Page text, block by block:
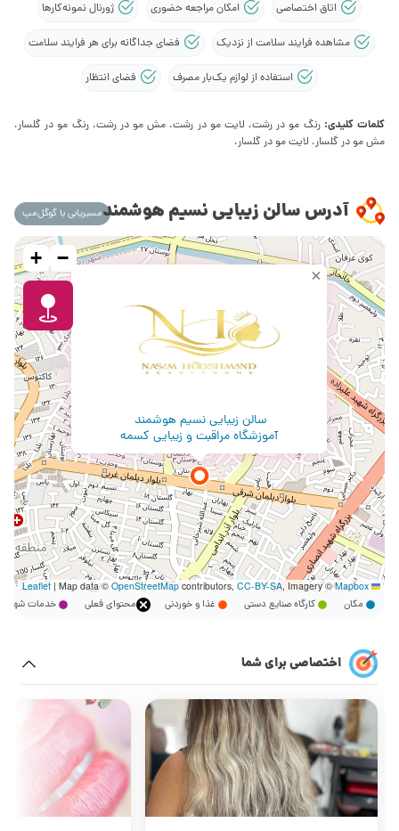
اتاق اختصاصی امکان مراجعه حضوری ژورنال نمونه‌کارها
مشاهده فرایند سلامت از نزدیک فضای جداگانه برای هر فرایند سلامت
استفاده از لوازم یک‌بار مصرف فضای انتظار
کلمات کلیدی:رنگ مو در رشت، لایت مو در رشت، مش مو در رشت، رنگ مو در گلسار،
مش مو در گلسار، لایت مو در گلسار،
آدرس سالن زیبایی نسیم هوشمندمسیریابی با گوگل‌مپ
سالن زیبایی نسیم هوشمند
آموزشگاه مراقبت و زیبایی کسمه
×
+ −
Leaflet
| Map data © OpenStreetMapcontributors, CC-BY-SA, Imagery ©Mapbox
مکان کارگاه صنایع دستی غذا و خوردنی محتوای فعلی خدمات
اختصاصی برای شما